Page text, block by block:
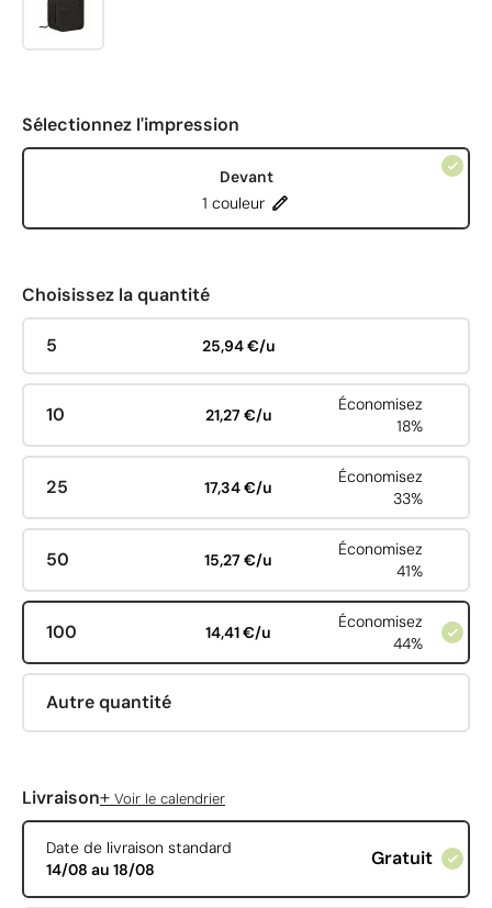
Sélectionnez l'impression
Devant
1 couleur
Choisissez la quantité
5 25,94 €/u
10 21,27 €/u
Économisez
18%
25 17,34 €/u
Économisez
33%
50 15,27 €/u
Économisez
41%
100 14,41 €/u
Économisez
44%
Autre quantité
Livraison+ Voir le calendrier
Date de livraison standard
14/08 au 18/08
Gratuit